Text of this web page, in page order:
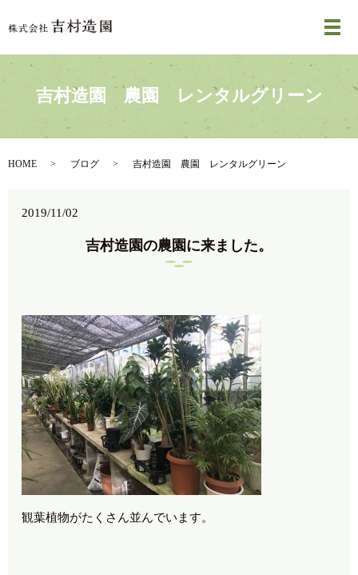
メ
吉村造園 農園 レンタルグリーン
HOME ブログ 吉村造園 農園 レンタルグリーン
2019/11/02
吉村造園の農園に来ました。
観葉植物がたくさん並んでいます。